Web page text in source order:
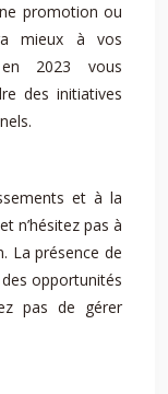
promotion ou
mieux à vos
en 2023 vous
des initiatives
et à la
n’hésitez pas à
La présence de
opportunités
pas de gérer